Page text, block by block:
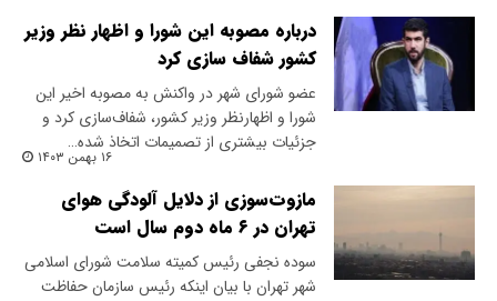
درباره مصوبه این شورا و اظهار نظر وزیر
کشور شفاف سازی کرد
عضو شورای شهر در واکنش به مصوبه اخیر این
شورا و اظهارنظر وزیر کشور، شفاف‌سازی کرد و
جزئیات بیشتری از تصمیمات اتخاذ شده…
۱۶ بهمن ۱۴۰۳
مازوت‌سوزی از دلایل آلودگی هوای
تهران در ۶ ماه دوم سال است
سوده نجفی رئیس کمیته سلامت شورای اسلامی
شهر تهران با بیان اینکه رئیس سازمان حفاظت